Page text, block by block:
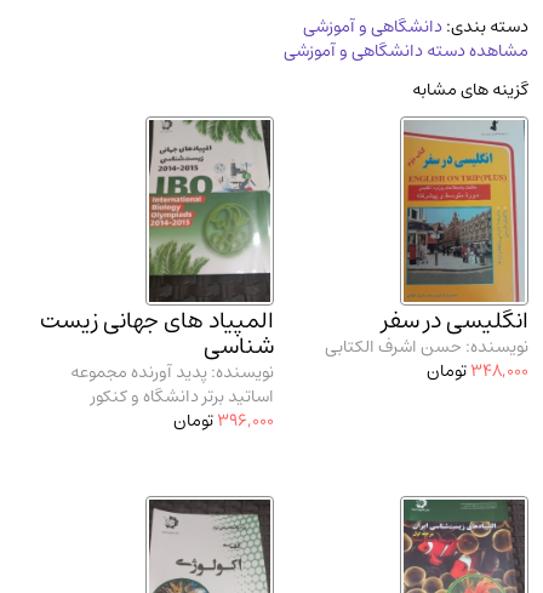
زندگینامه شهدا(9)
کتاب چاپ سنگی و کتاب خطی قدیمی
جغرافیا(9)
استخدامی و کاریابی دولتی و خصوصی.سوالـات
و آزمونها(2)
آموزشی و کنکوری
مدرسان شریف و انتشارت ارشد کتاب‌های..(2)
دانشگاه پیامـ نور(10)
دسته بندی:دانشگاهی و آموزشی
مشاهده دسته دانشگاهی و آموزشی
گزینه های مشابه
انگلیسی در سفر
نویسنده: حسن اشرف الکتابی
348,000تومان
المپیاد های جهانی زیست
شناسی
نویسنده: پدید آورنده مجموعه
اساتید برتر دانشگاه و کنکور
396,000تومان